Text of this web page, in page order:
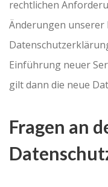
rechtlichen
Änderungen unserer
Einführung neuer
gilt dann die neue
Fragen an